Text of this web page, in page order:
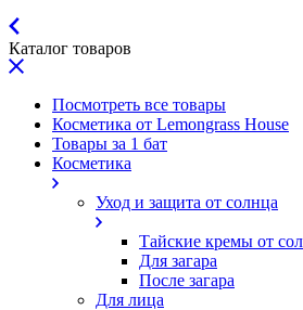
Каталог товаров
Посмотреть все товары
Косметика от Lemongrass House
Товары за 1 бат
Косметика
Уход и защита от солнца
Тайские кремы от
Для загара
После загара
Для лица